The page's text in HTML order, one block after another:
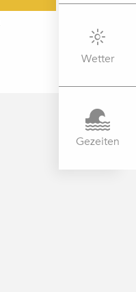
Wetter
Gezeiten